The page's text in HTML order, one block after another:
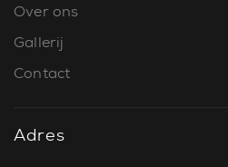
Over ons
Gallerij
Contact
Adres